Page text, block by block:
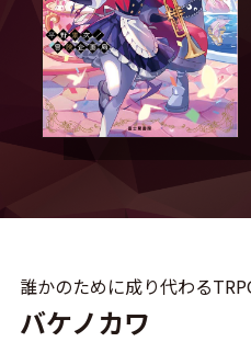
誰かのために成り代わる
バケノカワ